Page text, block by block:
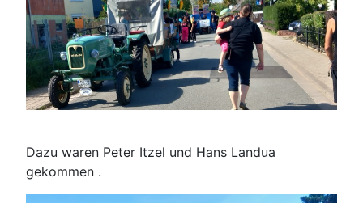
Dazu waren Peter Itzel und Hans Landua
gekommen .